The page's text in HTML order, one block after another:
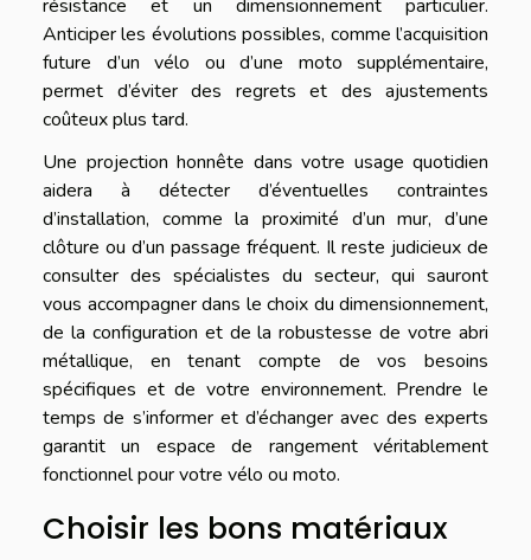
résistance et un dimensionnement particulier.
Anticiper les évolutions possibles, comme l’acquisition
future d’un vélo ou d’une moto supplémentaire,
permet d’éviter des regrets et des ajustements
coûteux plus tard.
Une projection honnête dans votre usage quotidien
aidera à détecter d’éventuelles contraintes
d’installation, comme la proximité d’un mur, d’une
clôture ou d’un passage fréquent. Il reste judicieux de
consulter des spécialistes du secteur, qui sauront
vous accompagner dans le choix du dimensionnement,
de la configuration et de la robustesse de votre abri
métallique, en tenant compte de vos besoins
spécifiques et de votre environnement. Prendre le
temps de s’informer et d’échanger avec des experts
garantit un espace de rangement véritablement
fonctionnel pour votre vélo ou moto.
Choisir les bons matériaux